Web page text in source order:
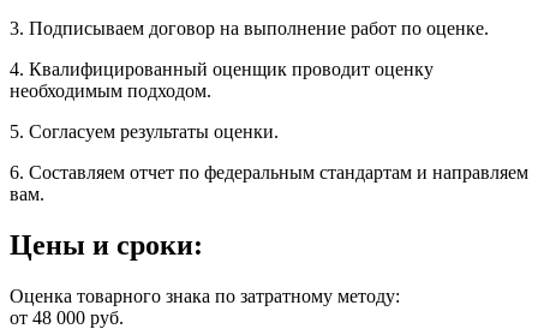
3. Подписываем договор на выполнение работ по оценке.
4. Квалифицированный оценщик проводит оценку
необходимым подходом.
5. Согласуем результаты оценки.
6. Составляем отчет по федеральным стандартам и направляем
вам.
Цены и сроки:
Оценка товарного знака по затратному методу:
от 48 000 руб.